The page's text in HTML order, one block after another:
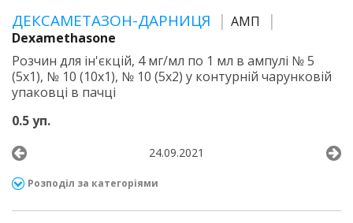
ДЕКСАМЕТАЗОН-ДАРНИЦЯ
АМП
Dexamethasone
Розчин для ін'єкцій, 4 мг/мл по 1 мл в ампулі № 5
(5х1), № 10 (10х1), № 10 (5х2) у контурній чарунковій
упаковці в пачці
0.5 уп.
24.09.2021
Розподіл за категоріями